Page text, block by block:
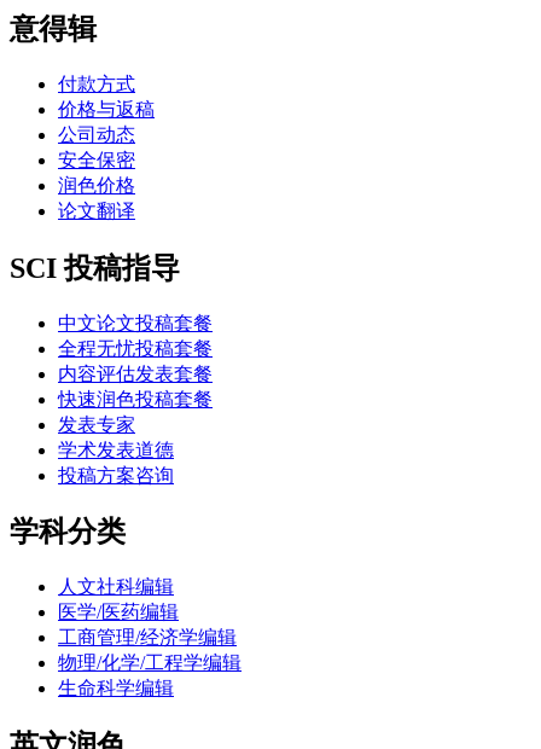
意得辑
付款方式
价格与返稿
公司动态
安全保密
润色价格
论文翻译
SCI 投稿指导
中文论文投稿套餐
全程无忧投稿套餐
内容评估发表套餐
快速润色投稿套餐
发表专家
学术发表道德
投稿方案咨询
学科分类
人文社科编辑
医学/医药编辑
工商管理/经济学编辑
物理/化学/工程学编辑
生命科学编辑